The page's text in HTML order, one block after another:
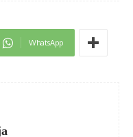
WhatsApp